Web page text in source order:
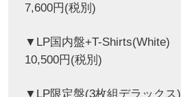
7,600円(税別)
▼LP国内盤+T-Shirts(White)
10,500円(税別)
▼LP限定盤(3枚組デラックス)